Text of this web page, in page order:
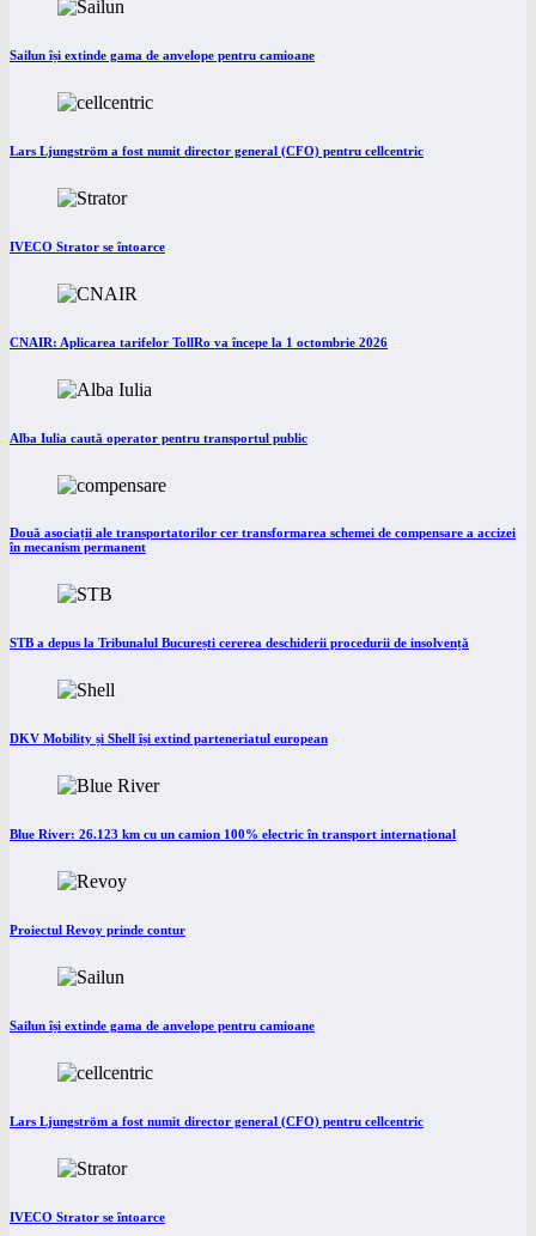
Sailun își extinde gama de anvelope pentru camioane
Lars Ljungström a fost numit director general (CFO) pentru cellcentric
IVECO Strator se întoarce
CNAIR: Aplicarea tarifelor TollRo va începe la 1 octombrie 2026
Alba Iulia caută operator pentru transportul public
Două asociații ale transportatorilor cer transformarea schemei de compensare a accizei
în mecanism permanent
STB a depus la Tribunalul București cererea deschiderii procedurii de insolvență
DKV Mobility și Shell își extind parteneriatul european
Blue River: 26.123 km cu un camion 100% electric în transport internațional
Proiectul Revoy prinde contur
Sailun își extinde gama de anvelope pentru camioane
Lars Ljungström a fost numit director general (CFO) pentru cellcentric
IVECO Strator se întoarce